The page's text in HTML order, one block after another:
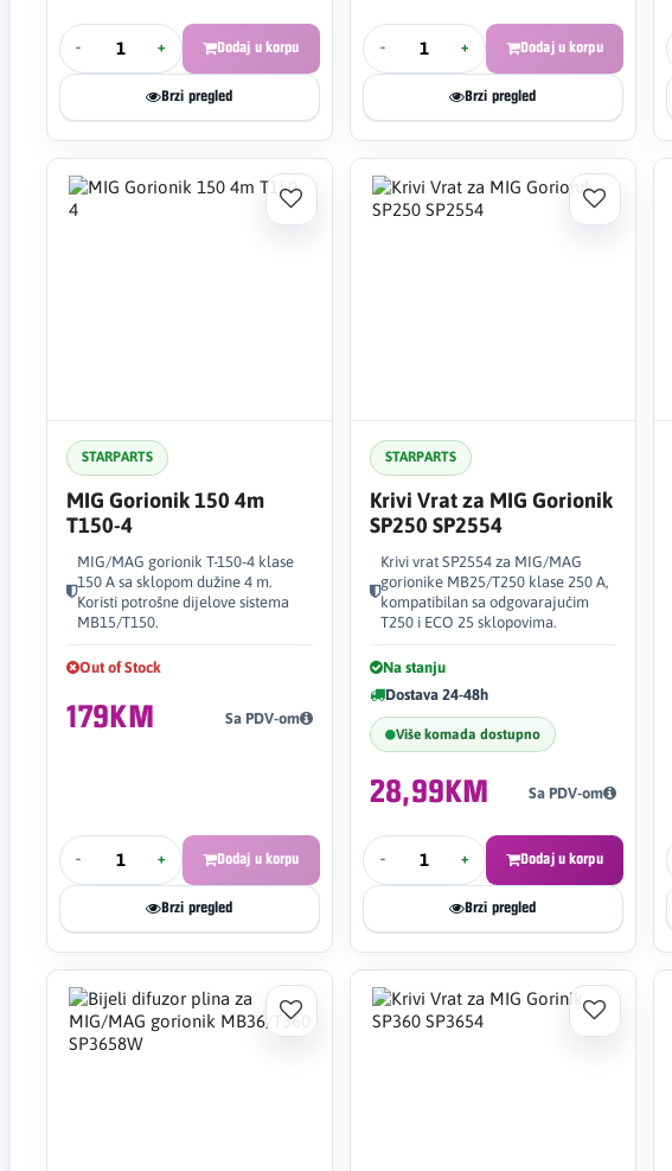
- + Dodaj u korpu
Brzi pregled
- + Dodaj u korpu
Brzi pregled
STARPARTS
MIG Gorionik 150 4m
T150-4
MIG/MAG gorionik T-150-4 klase
150 A sa sklopom dužine 4 m.
Koristi potrošne dijelove sistema
MB15/T150.
Out of Stock
179KM Sa PDV-om
- + Dodaj u korpu
Brzi pregled
STARPARTS
Krivi Vrat za MIG Gorionik
SP250 SP2554
Krivi vrat SP2554 za MIG/MAG
gorionike MB25/T250 klase 250 A,
kompatibilan sa odgovarajućim
T250 i ECO 25 sklopovima.
Na stanju
Dostava 24-48h
Više komada dostupno
28,99KM Sa PDV-om
- + Dodaj u korpu
Brzi pregled